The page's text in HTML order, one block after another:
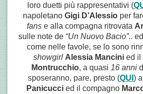
loro duetti più rappresentativi (
napoletano Gigi D’Alessioper
fanse alla compagna ritrovata
sulle note de “Un Nuovo Bacio”..
come nelle favole, se lo sono
showgirl Alessia Mancinied il
Montrucchio, a quasi 16 anni
sposeranno, pare, presto (QUI )
Panicucci ed il compagno